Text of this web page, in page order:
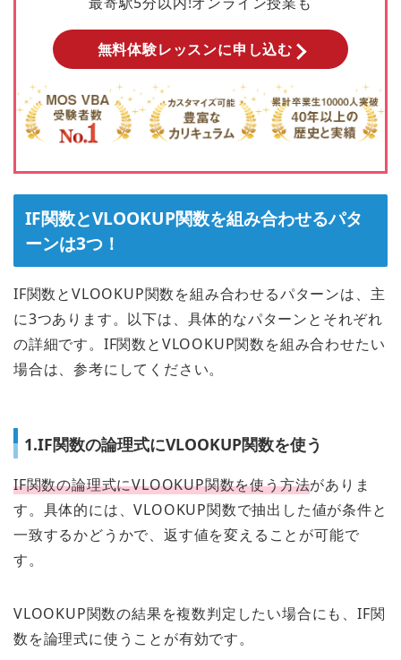
無料体験レッスンに申し込む
IF関数とVLOOKUP関数を組み合わせるパタ
ーンは3つ！
IF関数とVLOOKUP関数を組み合わせるパターンは、主
に3つあります。以下は、具体的なパターンとそれぞれ
の詳細です。IF関数とVLOOKUP関数を組み合わせたい
場合は、参考にしてください。
1.IF関数の論理式にVLOOKUP関数を使う
IF関数の論理式にVLOOKUP関数を使う方法がありま
す。具体的には、VLOOKUP関数で抽出した値が条件と
一致するかどうかで、返す値を変えることが可能で
す。
VLOOKUP関数の結果を複数判定したい場合にも、IF関
数を論理式に使うことが有効です。